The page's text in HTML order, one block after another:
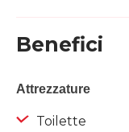
Benefici
Attrezzature
Toilette